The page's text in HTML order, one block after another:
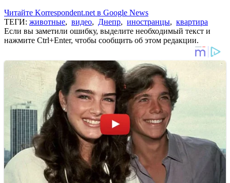
Читайте Korrespondent.net в Google News
ТЕГИ: животные, видео, Днепр, иностранцы, квартира
Если вы заметили ошибку, выделите необходимый текст и
нажмите Ctrl+Enter, чтобы сообщить об этом редакции.